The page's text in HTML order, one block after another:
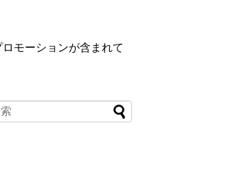
ロモーションが含まれて